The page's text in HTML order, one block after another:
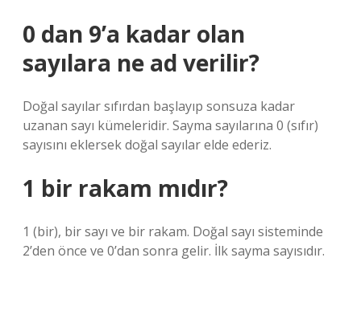
0 dan 9’a kadar olan
sayılara ne ad verilir?
Doğal sayılar sıfırdan başlayıp sonsuza kadar
uzanan sayı kümeleridir. Sayma sayılarına 0 (sıfır)
sayısını eklersek doğal sayılar elde ederiz.
1 bir rakam mıdır?
1 (bir), bir sayı ve bir rakam. Doğal sayı sisteminde
2’den önce ve 0’dan sonra gelir. İlk sayma sayısıdır.